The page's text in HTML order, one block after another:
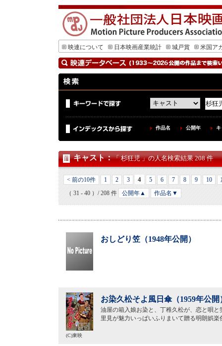
映連について 日本映画産業統計 城戸賞 米国ア
作品名 公開年
キャスト：「 杉狂児 」の人名検索結果 208 件
< 前の10件 1 2 3 4 5 6 7 8 9 10
（ 31 - 40 ）/ 208 件
公開年▲ 作品名▼
おしどり笠（1948年公開）
お染久松そよ風日傘（1959年公開
油屋の箱入娘お染と、丁稚久松が、恋と唄
里見が魅力いっぱいふりまいて贈る明朗娯楽
(C)東映